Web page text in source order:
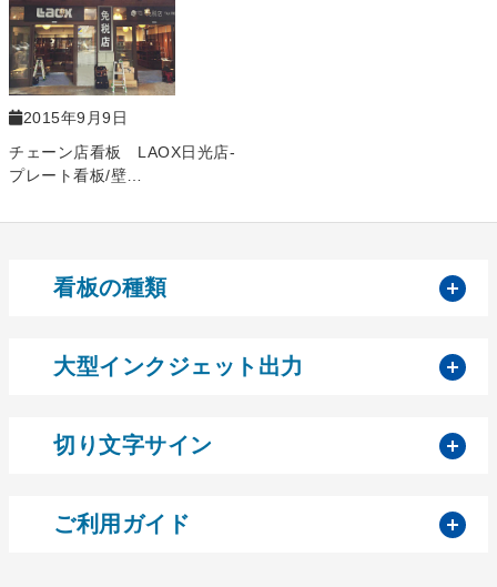
2015年9月9日
チェーン店看板 LAOX日光店-
プレート看板/壁…
看板の種類
大型インクジェット出力
切り文字サイン
ご利用ガイド